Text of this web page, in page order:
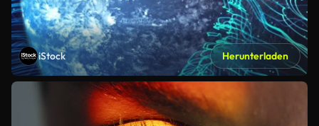
iStock Herunterladen